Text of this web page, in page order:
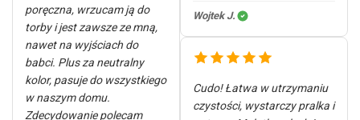
poręczna, wrzucam ją do
torby i jest zawsze ze mną,
nawet na wyjściach do
babci. Plus za neutralny
kolor, pasuje do wszystkiego
w naszym domu.
Zdecydowanie polecam
Wojtek J.
Cudo! Łatwa w utrzymaniu
czystości, wystarczy pralka i